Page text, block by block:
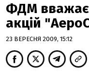
ФДМ вважає
акцій
23 ВЕРЕСНЯ 2009, 15:12